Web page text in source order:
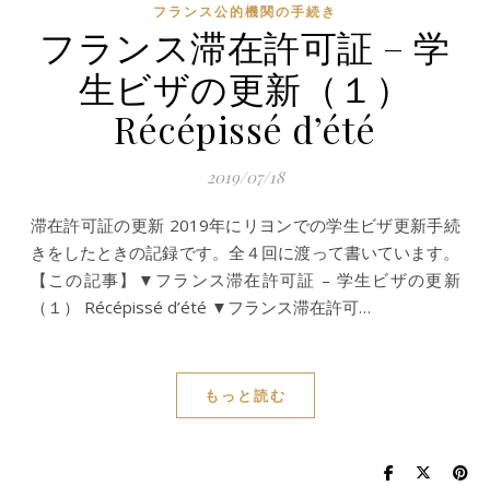
フランス公的機関の手続き
フランス滞在許可証 – 学
生ビザの更新（１）
Récépissé d’été
2019/07/18
滞在許可証の更新 2019年にリヨンでの学生ビザ更新手続
きをしたときの記録です。全４回に渡って書いています。
【この記事】▼フランス滞在許可証 – 学生ビザの更新
（１） Récépissé d’été ▼フランス滞在許可…
もっと読む